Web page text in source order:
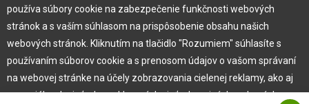
Pre zákazníka
Garancia najlepšej ceny
Užívateľský manuál
používa súbory cookie na zabezpečenie funkčnosti webových
stránok a s vaším súhlasom na prispôsobenie obsahu našich
webových stránok. Kliknutím na tlačidlo "Rozumiem" súhlasíte s
používaním súborov cookie a s prenosom údajov o vašom správaní
na webovej stránke na účely zobrazovania cielenej reklamy, ako aj
na sociálnych sieťach a reklamných sieťach na iných webových